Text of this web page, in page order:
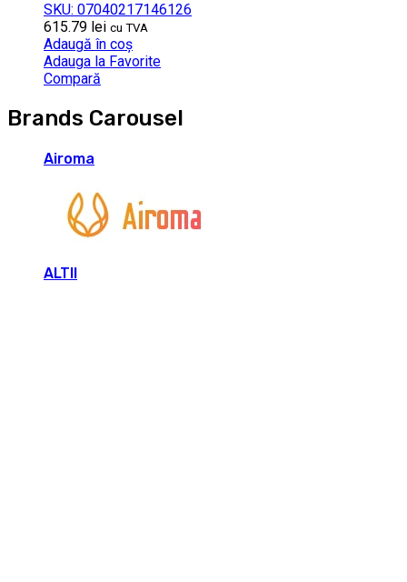
SKU: 07040217146126
615.79 lei cu TVA
Adaugă în coș
Adauga la Favorite
Compară
Brands Carousel
Airoma
ALTII